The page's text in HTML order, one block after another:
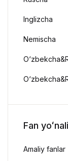
Inglizcha
Nemischa
Fan
Amaliy fanlar